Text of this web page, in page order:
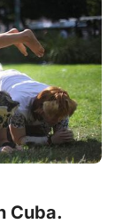
Cuba.